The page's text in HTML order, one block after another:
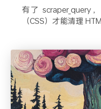
有了 scraper_query
（CSS）才能清理